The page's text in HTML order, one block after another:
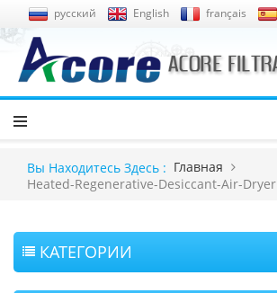
русский English français
Вы Находитесь Здесь : Главная
Heated-Regenerative-Desiccant-Air-Dryer
КАТЕГОРИИ